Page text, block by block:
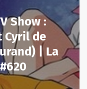
Show :
Cyril de
| La